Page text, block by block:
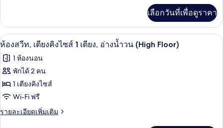
คิง
ไซส์
1
เตียง,
ระเบียง,
วิว
สวน
หย่อม
เกี่ยว
กับ
ห้อง
ท,
เตียง
ไซส์
ระเบียง,
เลือกวันที่เพื่อดูราคา
เปิด
ภาพถ่าย
ทั้งหมด
ของ
ห้อง
สวีท,
เครื่องนอนป้องกันสารก่อภูมิแพ้, ตู้นิร
3
ห้องสวีท, เตียงคิงไซส์ 1 เตียง, อ่างน้ำวน (High Floor)
1 ห้องนอน
พักได้ 2 คน
1 เตียงคิงไซส์
Wi-Fi ฟรี
รายละเอียดเพิ่มเติม
ราย